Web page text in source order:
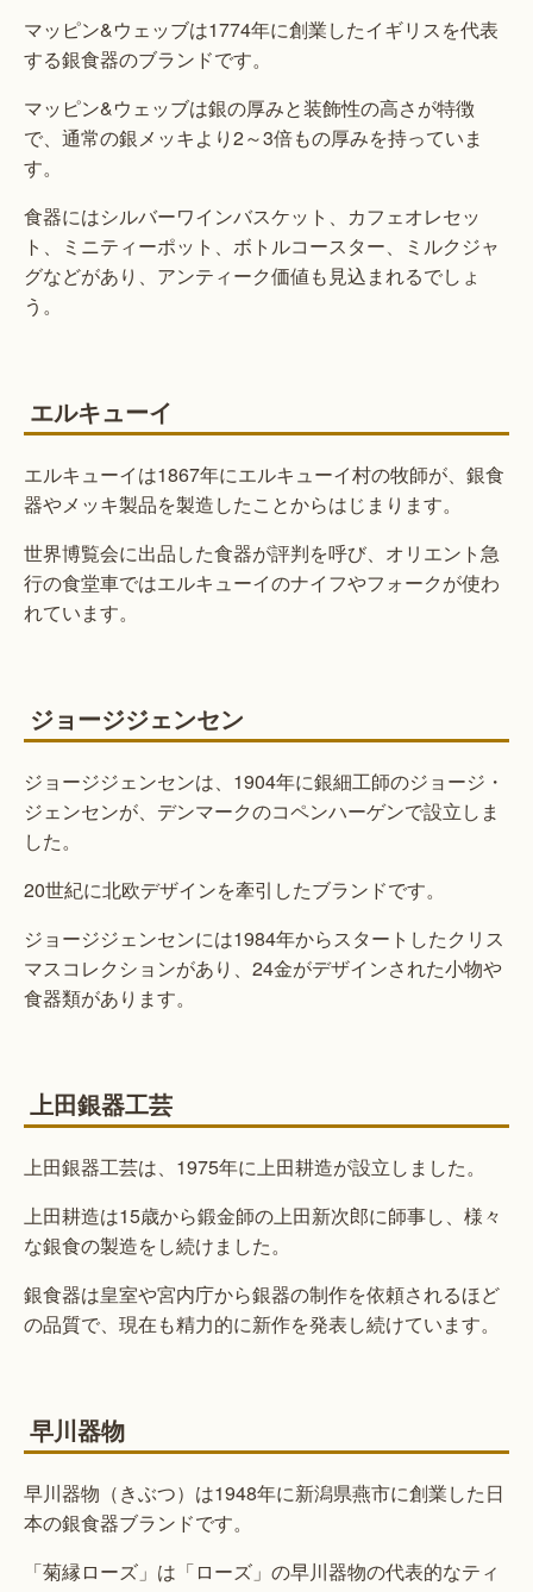
マッピン&ウェッブは1774年に創業したイギリスを代表
する銀食器のブランドです。
マッピン&ウェッブは銀の厚みと装飾性の高さが特徴
で、通常の銀メッキより2～3倍もの厚みを持っていま
す。
食器にはシルバーワインバスケット、カフェオレセッ
ト、ミニティーポット、ボトルコースター、ミルクジャ
グなどがあり、アンティーク価値も見込まれるでしょ
う。
エルキューイ
エルキューイは1867年にエルキューイ村の牧師が、銀食
器やメッキ製品を製造したことからはじまります。
世界博覧会に出品した食器が評判を呼び、オリエント急
行の食堂車ではエルキューイのナイフやフォークが使わ
れています。
ジョージジェンセン
ジョージジェンセンは、1904年に銀細工師のジョージ・
ジェンセンが、デンマークのコペンハーゲンで設立しま
した。
20世紀に北欧デザインを牽引したブランドです。
ジョージジェンセンには1984年からスタートしたクリス
マスコレクションがあり、24金がデザインされた小物や
食器類があります。
上田銀器工芸
上田銀器工芸は、1975年に上田耕造が設立しました。
上田耕造は15歳から鍛金師の上田新次郎に師事し、様々
な銀食の製造をし続けました。
銀食器は皇室や宮内庁から銀器の制作を依頼されるほど
の品質で、現在も精力的に新作を発表し続けています。
早川器物
早川器物（きぶつ）は1948年に新潟県燕市に創業した日
本の銀食器ブランドです。
「菊縁ローズ」は「ローズ」の早川器物の代表的なティ